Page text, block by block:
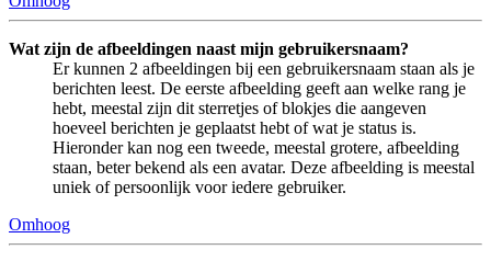
Wat zijn de afbeeldingen naast mijn gebruikersnaam?
Er kunnen 2 afbeeldingen bij een gebruikersnaam staan als je
berichten leest. De eerste afbeelding geeft aan welke rang je
hebt, meestal zijn dit sterretjes of blokjes die aangeven
hoeveel berichten je geplaatst hebt of wat je status is.
Hieronder kan nog een tweede, meestal grotere, afbeelding
staan, beter bekend als een avatar. Deze afbeelding is meestal
uniek of persoonlijk voor iedere gebruiker.
Omhoog